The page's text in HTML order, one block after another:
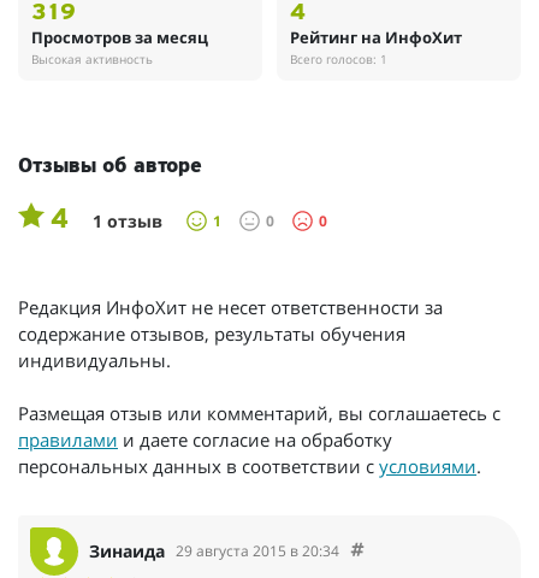
319
Просмотров за месяц
Высокая активность
4
Рейтинг на ИнфоХит
Всего голосов: 1
Отзывы об авторе
4 1 отзыв 1 0 0
Редакция ИнфоХит не несет ответственности за
содержание отзывов, результаты обучения
индивидуальны.
Размещая отзыв или комментарий, вы соглашаетесь с
правилами и даете согласие на обработку
персональных данных в соответствии с условиями.
Зинаида 29 августа 2015 в 20:34